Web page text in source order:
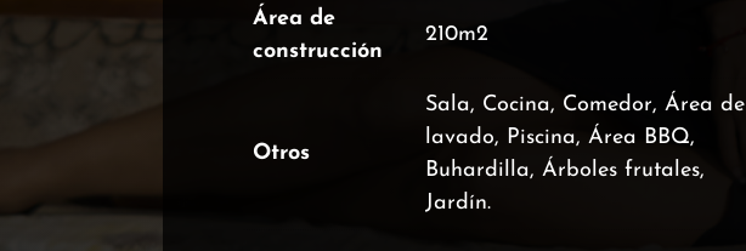
Área de
construcción
210m2
Otros
Sala, Cocina, Comedor, Área de
lavado, Piscina, Área BBQ,
Buhardilla, Árboles frutales,
Jardín.